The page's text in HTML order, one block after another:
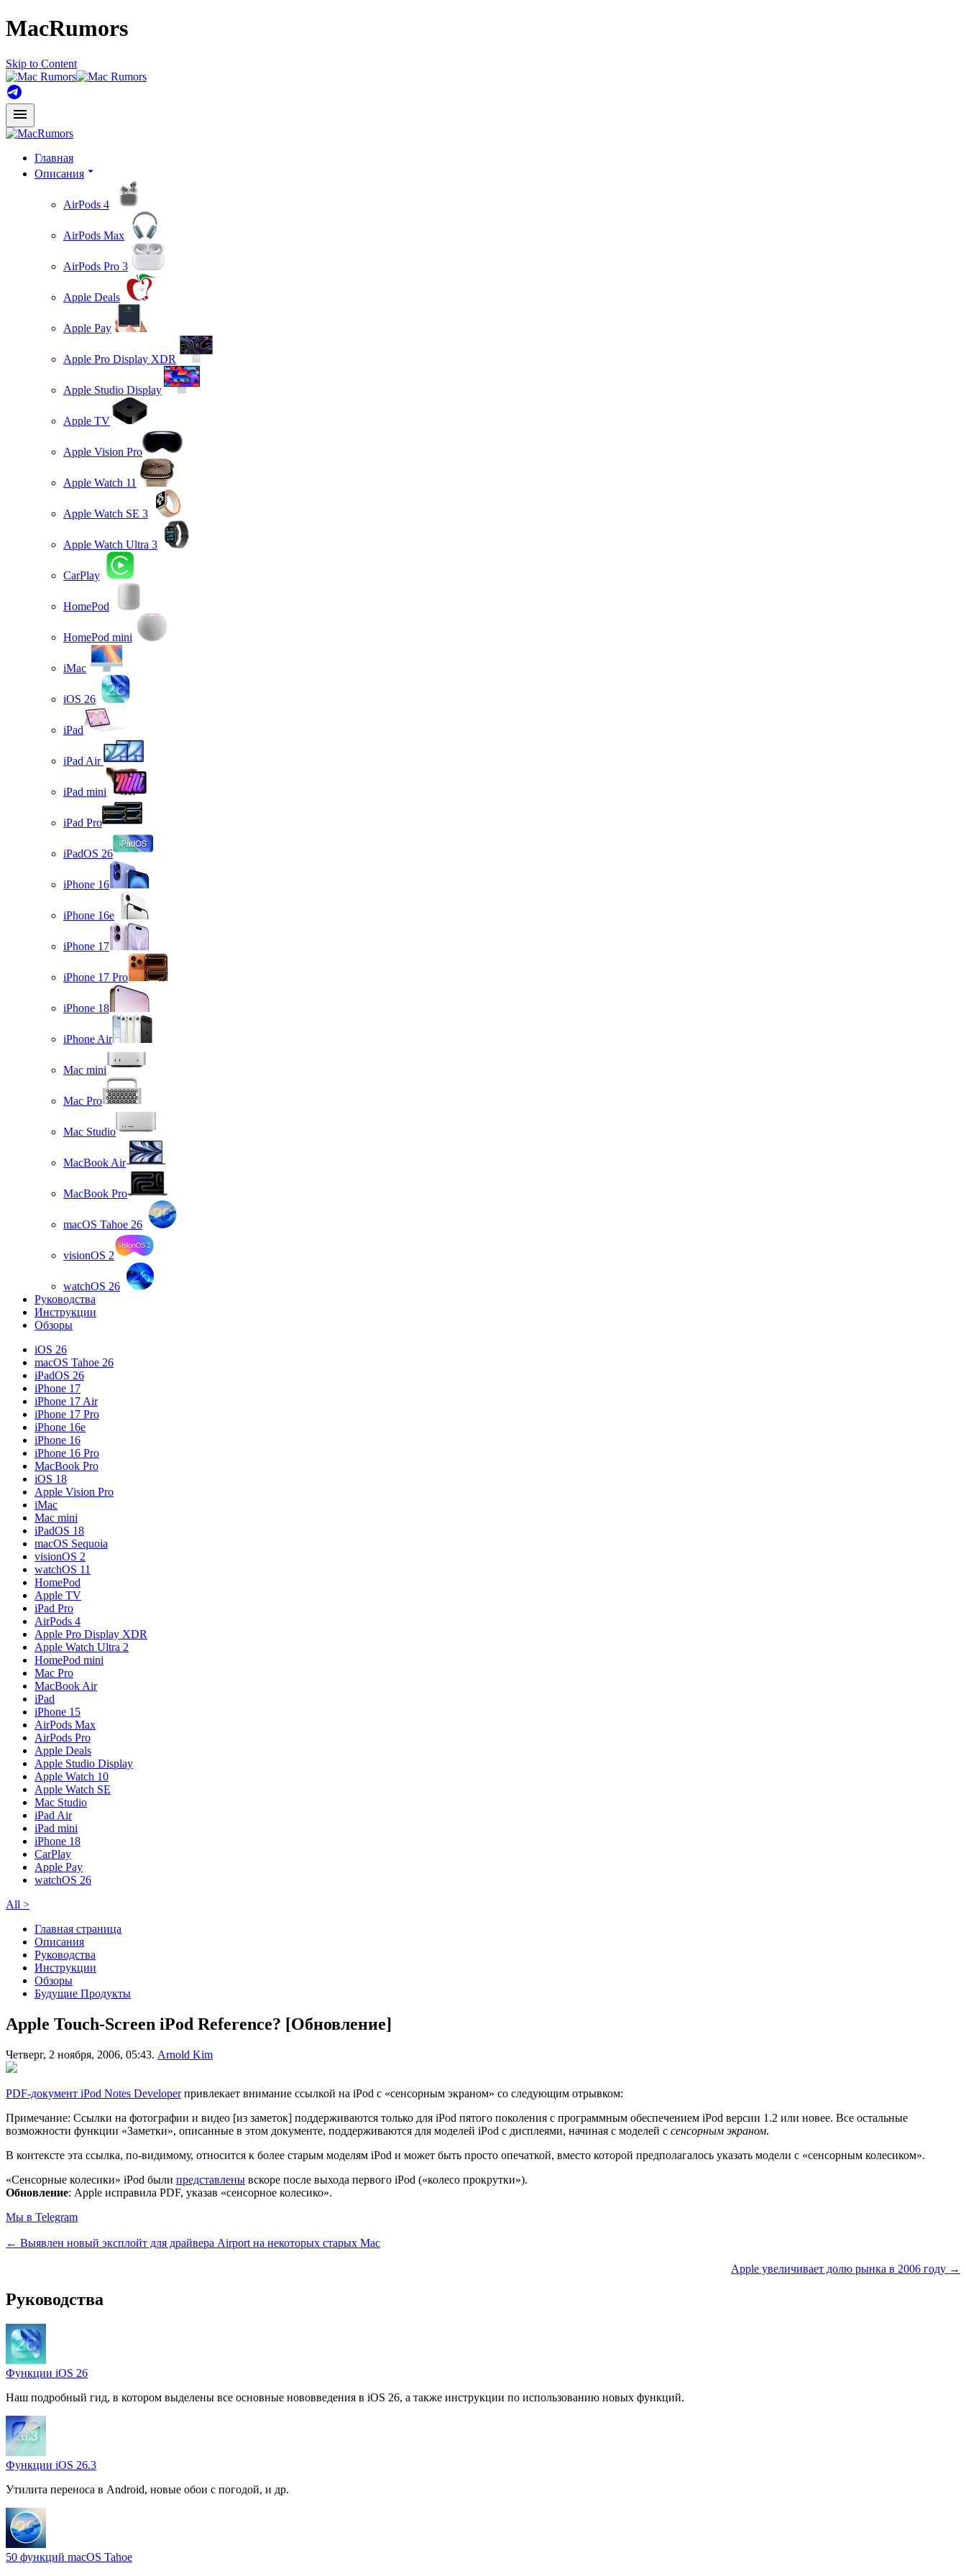
MacRumors
Skip to Content
Главная
Описания
AirPods 4
AirPods Max
AirPods Pro 3
Apple Deals
Apple Pay
Apple Pro Display XDR
Apple Studio Display
Apple TV
Apple Vision Pro
Apple Watch 11
Apple Watch SE 3
Apple Watch Ultra 3
CarPlay
HomePod
HomePod mini
iMac
iOS 26
iPad
iPad Air
iPad mini
iPad Pro
iPadOS 26
iPhone 16
iPhone 16e
iPhone 17
iPhone 17 Pro
iPhone 18
iPhone Air
Mac mini
Mac Pro
Mac Studio
MacBook Air
MacBook Pro
macOS Tahoe 26
visionOS 2
watchOS 26
Руководства
Инструкции
Обзоры
iOS 26
macOS Tahoe 26
iPadOS 26
iPhone 17
iPhone 17 Air
iPhone 17 Pro
iPhone 16e
iPhone 16
iPhone 16 Pro
MacBook Pro
iOS 18
Apple Vision Pro
iMac
Mac mini
iPadOS 18
macOS Sequoia
visionOS 2
watchOS 11
HomePod
Apple TV
iPad Pro
AirPods 4
Apple Pro Display XDR
Apple Watch Ultra 2
HomePod mini
Mac Pro
MacBook Air
iPad
iPhone 15
AirPods Max
AirPods Pro
Apple Deals
Apple Studio Display
Apple Watch 10
Apple Watch SE
Mac Studio
iPad Air
iPad mini
iPhone 18
CarPlay
Apple Pay
watchOS 26
All >
Главная страница
Описания
Руководства
Инструкции
Обзоры
Будущие Продукты
Apple Touch-Screen iPod Reference? [Обновление]
Четверг, 2 ноября, 2006, 05:43. Arnold Kim
PDF-документ iPod Notes Developerпривлекает внимание ссылкой на iPod с «сенсорным экраном» со следующим отрывком:
Примечание: Ссылки на фотографии и видео [из заметок] поддерживаются только для iPod пятого поколения с программным обеспечением iPod версии 1.2 или новее. Все остальные
возможности функции «Заметки», описанные в этом документе, поддерживаются для моделей iPod с дисплеями, начиная с моделей с сенсорным экраном.
В контексте эта ссылка, по-видимому, относится к более старым моделям iPod и может быть просто опечаткой, вместо которой предполагалось указать модели с «сенсорным колесиком».
«Сенсорные колесики» iPod были представлены вскоре после выхода первого iPod («колесо прокрутки»).
Обновление: Apple исправила PDF, указав «сенсорное колесико».
Мы в Telegram
← Выявлен новый эксплойт для драйвера Airport на некоторых старых Mac
Apple увеличивает долю рынка в 2006 году →
Руководства
Функции iOS 26
Наш подробный гид, в котором выделены все основные нововведения в iOS 26, а также инструкции по использованию новых функций.
Функции iOS 26.3
Утилита переноса в Android, новые обои с погодой, и др.
50 функций macOS Tahoe